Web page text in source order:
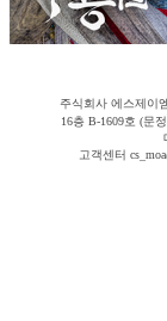
주식회사 에스제이
16층 B-1609호 (문
고객센터